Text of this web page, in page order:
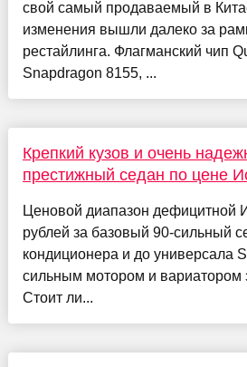
свой самый продаваемый в
изменения вышли далеко за
рестайлинга. Флагманский чип
Snapdragon 8155, ...
Крепкий кузов и очень
престижный седан по цене
Ценовой диапазон дефицитной
рублей за базовый 90-сильный
кондиционера и до универсала
сильным мотором и вариатором
Стоит ли...